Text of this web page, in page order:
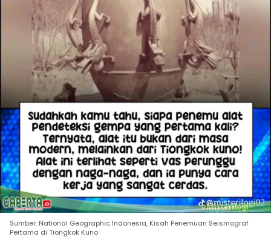
Sumber: National Geographic Indonesia, Kisah Penemuan Seismograf
Pertama di Tiongkok Kuno